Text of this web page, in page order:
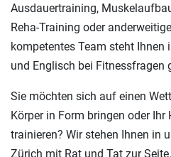
Ausdauertraining,
Reha-Training oder
kompetentes Team steht Ihnen
und Englisch bei Fitnessfragen
Sie möchten sich auf einen
Körper in Form bringen oder Ihr
trainieren? Wir stehen Ihnen in
Zürich mit Rat und Tat zur